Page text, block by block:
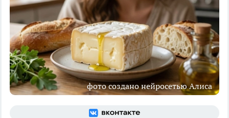
фото создано нейросетью Алиса